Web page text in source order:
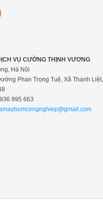
VỤ CƯỜNG THỊNH VƯƠNG
Hà Nội
Phan Trọng Tuệ, Xã Thanh
995 663